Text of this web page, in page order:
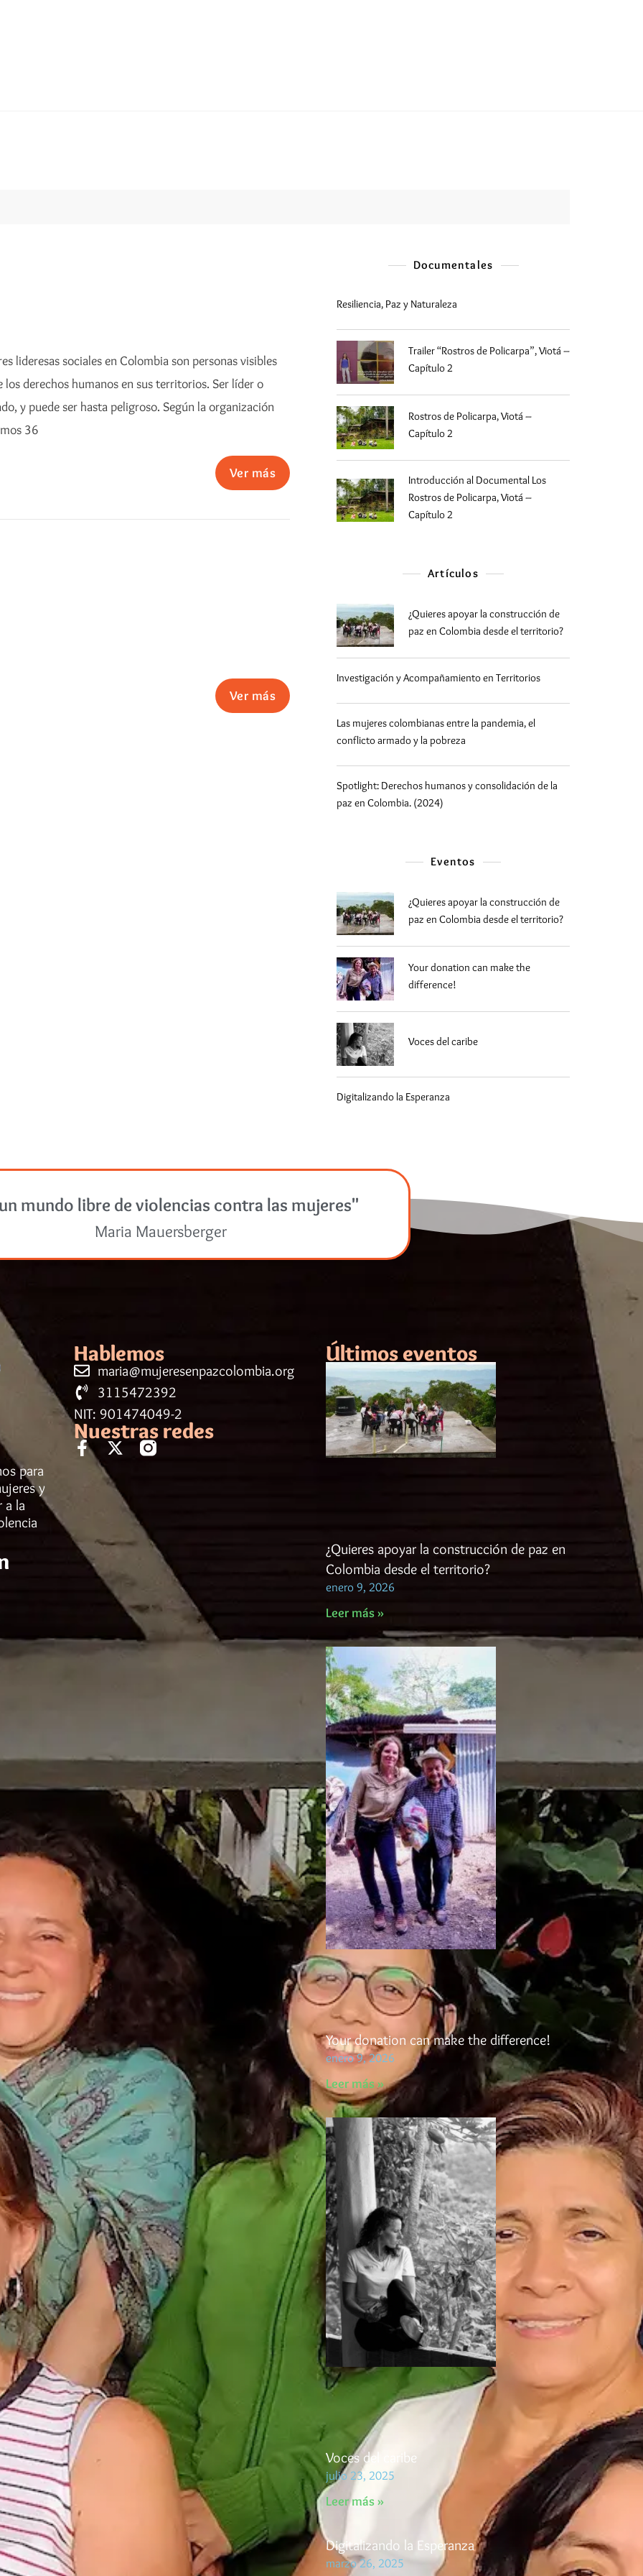
lideresas sociales en Colombia son personas visibles
derechos humanos en sus territorios. Ser líder o
y puede ser hasta peligroso. Según la organización
36
Ver más
Ver más
Documentales
Resiliencia, Paz y Naturaleza
Trailer “Rostros de Policarpa”, Viotá –
Capítulo 2
Rostros de Policarpa, Viotá –
Capítulo 2
Introducción al Documental Los
Rostros de Policarpa, Viotá –
Capítulo 2
Artículos
¿Quieres apoyar la construcción de
paz en Colombia desde el territorio?
Investigación y Acompañamiento en Territorios
Las mujeres colombianas entre la pandemia, el
conflicto armado y la pobreza
Spotlight: Derechos humanos y consolidación de la
paz en Colombia. (2024)
Eventos
¿Quieres apoyar la construcción de
paz en Colombia desde el territorio?
Your donation can make the
difference!
Voces del caribe
Digitalizando la Esperanza
mundo libre de violencias contra las mujeres"
Maria Mauersberger
para
y
a la
Hablemos
maria@mujeresenpazcolombia.org
3115472392
NIT: 901474049-2
Nuestras redes
Últimos eventos
¿Quieres apoyar la construcción de paz en
Colombia desde el territorio?
enero 9, 2026
Leer más »
Your donation can make the difference!
enero 9, 2026
Leer más »
Voces del caribe
julio 23, 2025
Leer más »
Digitalizando la Esperanza
marzo 26, 2025